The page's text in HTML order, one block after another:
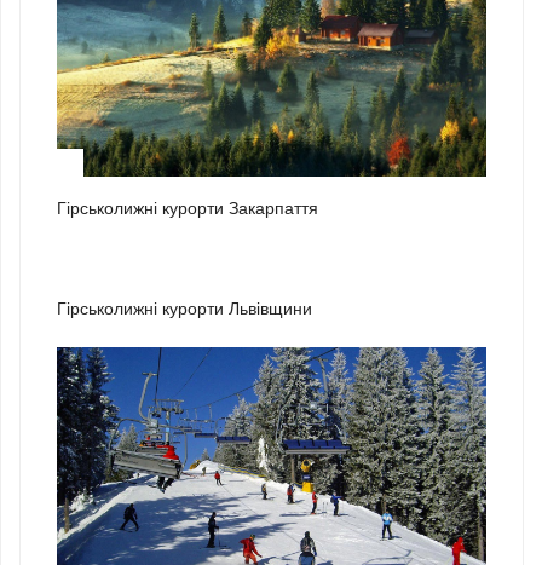
Гірськолижні курорти Закарпаття
Гірськолижні курорти Львівщини